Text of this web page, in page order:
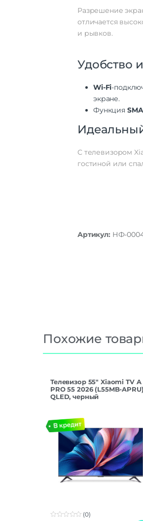
Разрешение
отличается
и рывков.
Удобство
Wi-Fi-
экране.
Функция
С телевизором
гостиной или
Артикул: НФ-
Похожие
Телевизор 55″ Xiaomi TV A
PRO 55 2026 (L55MB-
QLED, черный
(0)